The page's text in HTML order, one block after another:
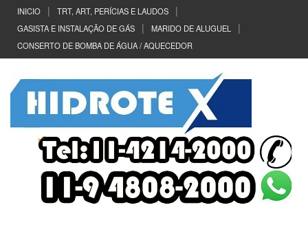
Conteúdo
Pular
menu
principal
INICIO
TRT, ART, PERÍCIAS E LAUDOS
GASISTA E INSTALAÇÃO DE GÁS
MARIDO DE ALUGUEL
CONSERTO DE BOMBA DE ÁGUA / AQUECEDOR